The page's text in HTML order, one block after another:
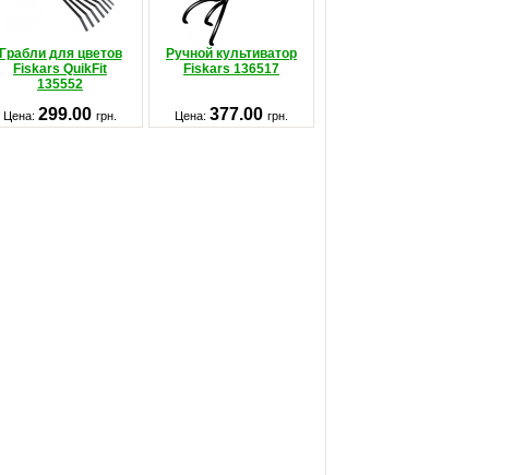
Грабли для цветов
Fiskars QuikFit
135552
Ручной культиватор
Fiskars 136517
Цена: 299.00 грн. Цена: 377.00 грн.